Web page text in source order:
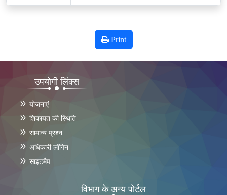
Print
उपयोगी लिंक्स
योजनाएं
शिकायत की स्थिति
सामान्य प्रश्न
अधिकारी लॉगिन
साइटमैप
विभाग के अन्य पोर्टल